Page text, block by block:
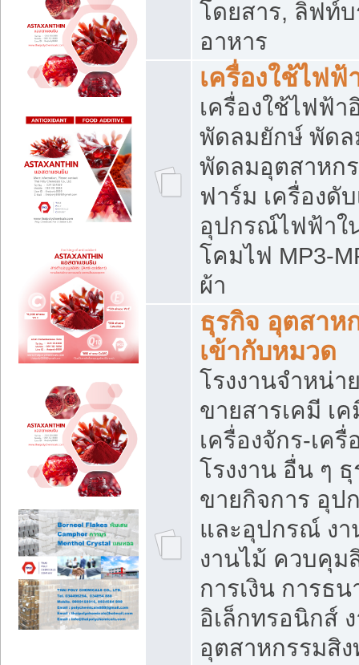
โดยสาร, ลิฟท์
อาหาร
เครื่องใช้ไฟฟ้
เครื่องใช้ไฟฟ้า
พัดลมยักษ์ พัด
พัดลมอุตสาหก
ฟาร์ม เครื่องดั
อุปกรณ์ไฟฟ้าใ
โคมไฟ MP3-
ผ้า
ธุรกิจ อุตสาห
เข้ากับหมวด
โรงงานจำหน่
ขายสารเคมี เ
เครื่องจักร-เค
โรงงาน อื่น ๆ
ขายกิจการ อุป
และอุปกรณ์ ง
งานไม้ ควบคุม
การเงิน การธ
อิเล็กทรอนิกส์
อุตสาหกรรมสิ